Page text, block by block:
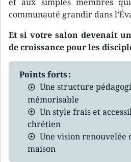
communauté grandir dans
Et si votre salon devenait
de croissance pour les
Points forts :
Une structure
mémorisable
Un style frais et
chrétien
Une vision renouvelée
maison